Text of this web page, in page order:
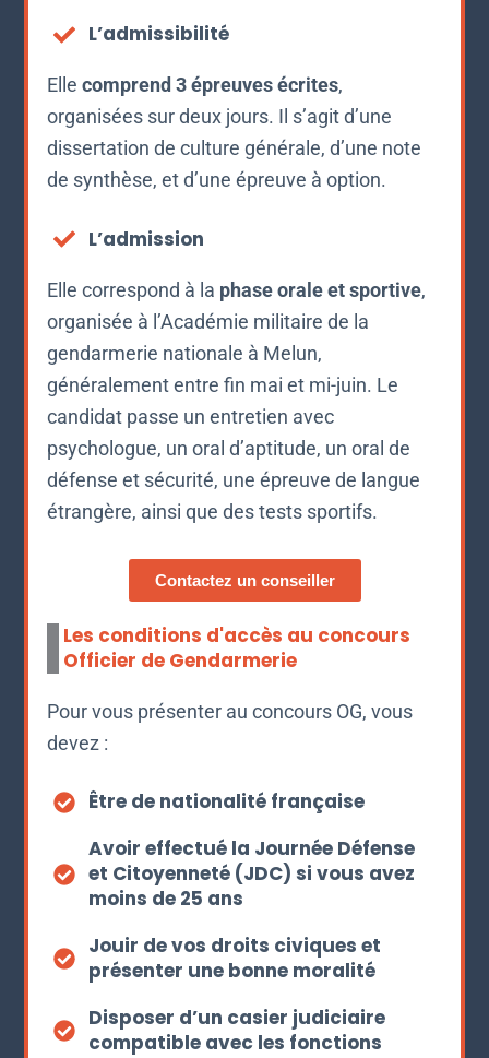
L’admissibilité
Elle comprend 3 épreuves écrites,
organisées sur deux jours. Il s’agit d’une
dissertation de culture générale, d’une note
de synthèse, et d’une épreuve à option.
L’admission
Elle correspond à la phase orale et sportive,
organisée à l’Académie militaire de la
gendarmerie nationale à Melun,
généralement entre fin mai et mi-juin. Le
candidat passe un entretien avec
psychologue, un oral d’aptitude, un oral de
défense et sécurité, une épreuve de langue
étrangère, ainsi que des tests sportifs.
Contactez un conseiller
Les conditions d'accès au concours
Officier de Gendarmerie
Pour vous présenter au concours OG, vous
devez :
Être de nationalité française
Avoir effectué la Journée Défense
et Citoyenneté (JDC) si vous avez
moins de 25 ans
Jouir de vos droits civiques et
présenter une bonne moralité
Disposer d’un casier judiciaire
compatible avec les fonctions